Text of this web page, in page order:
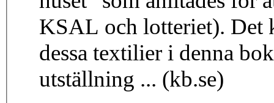
KSAL och lotteriet). Det
dessa textilier i denna
utställning ... (kb.se)